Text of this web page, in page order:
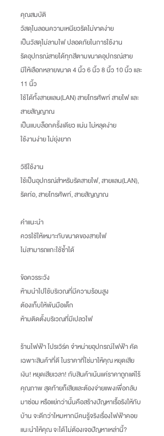
คุณสมบัติ
วัสดุไนลอนความเหนียวรัดไม่ขาดง่าย
เป็นวัสดุไม่ลามไฟ ปลอดภัยในการใช้งาน
รัดอุปกรณ์สายได้ทุกสีตามขนาดอุปกรณ์สาย
มีให้เลือกหลายขนาด 4 นิ้ว 6 นิ้ว 8 นิ้ว 10 นิ้ว และ
11 นิ้ว
ใช้ได้ทั้งสายแลน(LAN) สายโทรศัพท์ สายไฟ และ
สายสัญญาณ
เป็นแบบล็อกครั้งเดียว แน่น ไม่หลุดง่าย
ใช้งานง่าย ไม่ยุ่งยาก
วิธีใช้งาน
ใช้เป็นอุปกรณ์สำหรับรัดสายไฟ, สายแลน(LAN),
รัดท่อ, สายโทรศัพท์, สายสัญญาณ
คำแนะนำ
ควรใช้ให้เหมาะกับขนาดของสายไฟ
ไม่สามารถแกะใช้ซ้ำได้
ข้อควรระวัง
ห้ามนำไปใช้บริเวณที่มีความร้อนสูง
ต้องเก็บให้พ้นมือเด็ก
ห้ามติดตั้งบริเวณที่มีเปลวไฟ
ร้านไฟฟ้า โปรเวิร์ค จำหน่ายอุปกรณ์ไฟฟ้า คัด
เฉพาะสินค้าที่ดี ในราคาที่ใช่มาให้คุณ หยุดเสีย
เงิน!หยุดเสียเวลา!กับสินค้าเน้นแค่ราคาถูกแต่ไร้
คุณภาพ สุดท้ายก็เสียและต้องจ่ายแพงเพื่อกลับ
มาซ่อม หรือแย่กว่านั้นคือสร้างปัญหาเรื้อรังให้กับ
บ้าน จะดีกว่าไหมหากมีคนรู้จริงเรื่องไฟฟ้าคอย
แนะนำให้คุณ จะได้ไม่ต้องเจอปัญหาเหล่านี้?